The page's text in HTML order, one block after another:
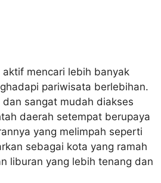
mencari lebih banyak
pariwisata berlebihan.
sangat mudah diakses
daerah setempat berupaya
yang melimpah seperti
sebagai kota yang ramah
liburan yang lebih tenang dan